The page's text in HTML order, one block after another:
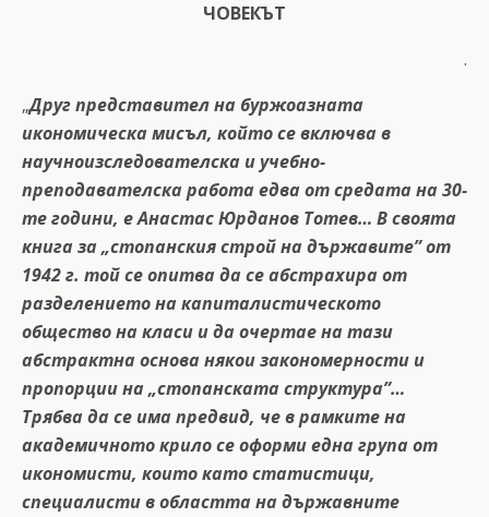
ЧОВЕКЪТ
.
„Друг представител на буржоазната
икономическа мисъл, който се включва в
научноизследователска и учебно-
преподавателска работа едва от средата на 30-
те години, е Анастас Юрданов Тотев… В своята
книга за „стопанския строй на държавите” от
1942 г. той се опитва да се абстрахира от
разделението на капиталистическото
общество на класи и да очертае на тази
абстрактна основа някои закономерности и
пропорции на „стопанската структура”…
Трябва да се има предвид, че в рамките на
академичното крило се оформи една група от
икономисти, които като статистици,
специалисти в областта на държавните